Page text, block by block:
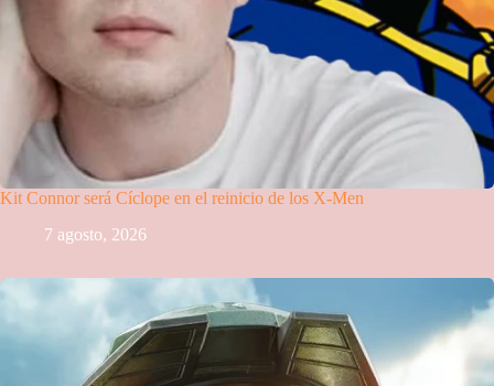
Kit Connor será Cíclope en el reinicio de los X-Men
7 agosto, 2026